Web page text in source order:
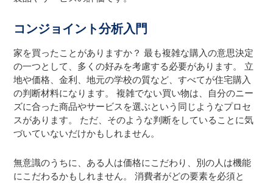
コンジョイント分析入門
家を買ったことがありますか？ 最も複雑な購入の意思決定
の一つとして、多くの好みを考慮する必要があります。 立
地や価格、金利、地元の学校の質など、すべてが住宅購入
の判断材料になります。 複雑でない買い物は、自分のニー
ズに合った商品やサービスを選ぶという同じようなプロセ
スがあります。 ただ、そのような判断をしていることに気
づいていないだけかもしれません。
無意識のうちに、ある人は価格にこだわり、別の人は機能
にこだわるかもしれません。 消費者がどの要素を必須と